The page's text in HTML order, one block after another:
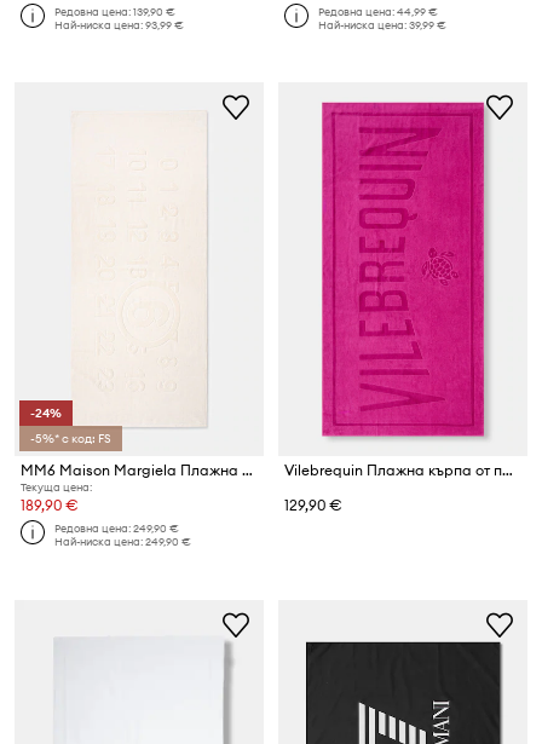
Редовна цена:139,90 €
Най-ниска цена:93,99 €
Редовна цена:44,99 €
Най-ниска цена:39,99 €
-24%
-5%* с код: FS
MM6 Maison Margiela Плажна кърпа от памук
Текуща цена:
189,90 €
Редовна цена:249,90 €
Най-ниска цена:249,90 €
Vilebrequin Плажна кърпа от памук SAND
129,90 €